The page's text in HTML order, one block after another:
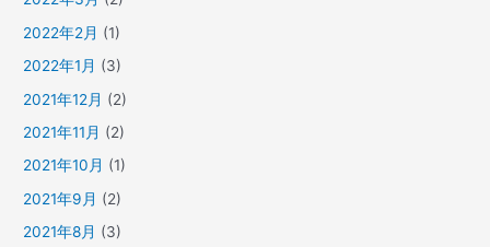
2022年2月 (1)
2022年1月 (3)
2021年12月 (2)
2021年11月 (2)
2021年10月 (1)
2021年9月 (2)
2021年8月 (3)